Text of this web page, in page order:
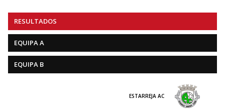
RESULTADOS
EQUIPA A
EQUIPA B
ESTARREJA AC